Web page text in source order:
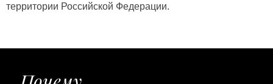
территории Российской Федерации.